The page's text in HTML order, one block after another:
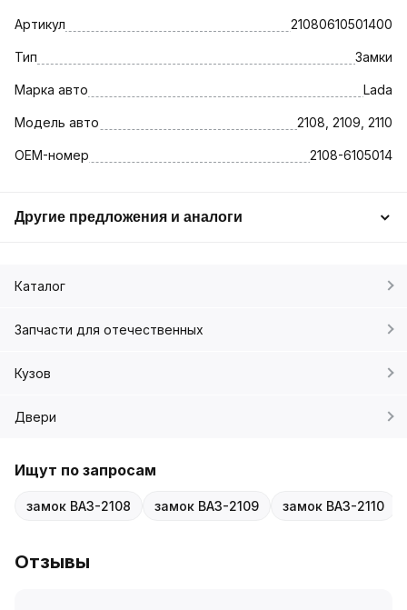
Артикул 21080610501400
Тип Замки
Марка авто Lada
Модель авто 2108, 2109, 2110
OEM-номер 2108-6105014
Другие предложения и аналоги
Каталог
Запчасти для отечественных
Кузов
Двери
Ищут по запросам
замок ВАЗ-2108 замок ВАЗ-2109 замок ВАЗ-2110
Отзывы